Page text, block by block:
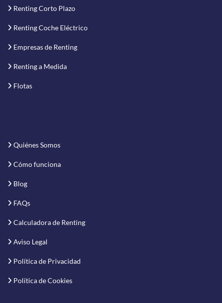
Renting Corto Plazo
Renting Coche Eléctrico
Empresas de Renting
Renting a Medida
Flotas
Quiénes Somos
Cómo funciona
Blog
FAQs
Calculadora de Renting
Aviso Legal
Política de Privacidad
Política de Cookies